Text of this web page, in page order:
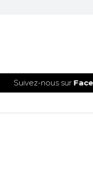
Suivez-nous sur